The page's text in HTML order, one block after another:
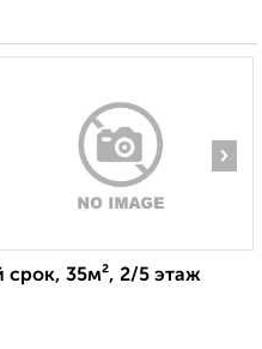
›
срок, 35м², 2/5 этаж